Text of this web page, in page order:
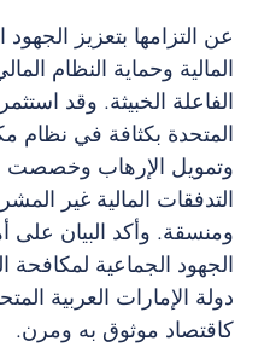
عن التزامها بتعزيز الجهود
المالية وحماية النظام
الفاعلة الخبيثة. وقد
المتحدة بكثافة في نظام
وتمويل الإرهاب وخصصت
التدفقات المالية غير
ومنسقة. وأكد البيان على
الجهود الجماعية لمكافحة
دولة الإمارات العربية
كاقتصاد موثوق به ومرن.